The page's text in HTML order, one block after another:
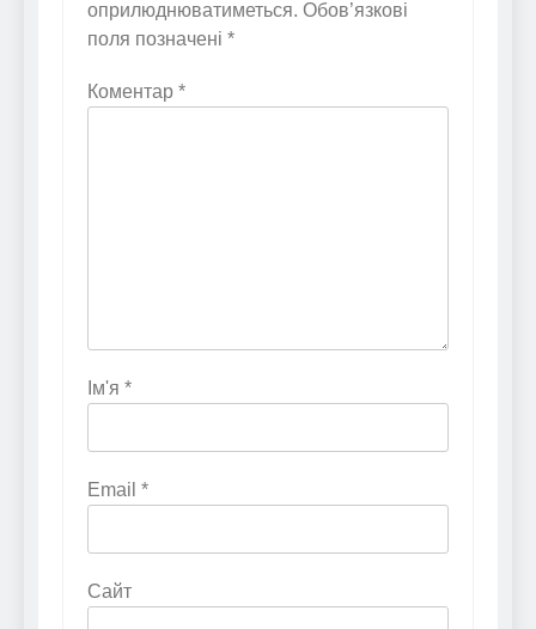
оприлюднюватиметься. Обов’язкові
поля позначені *
Коментар *
Ім'я *
Email *
Сайт